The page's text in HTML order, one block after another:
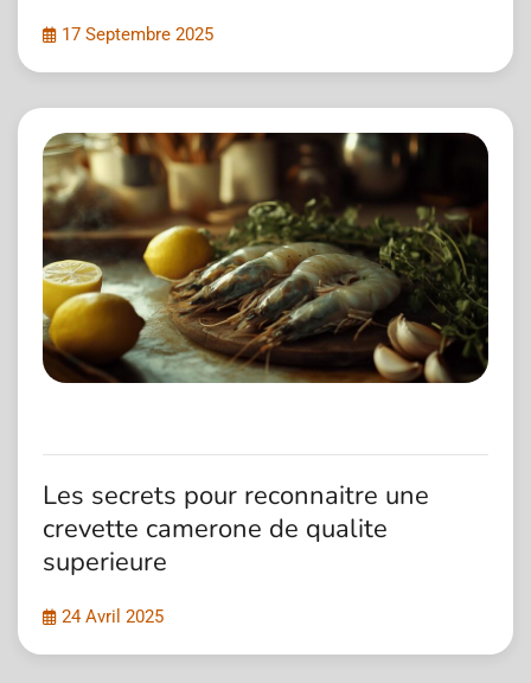
17 Septembre 2025
Les secrets pour reconnaitre une
crevette camerone de qualite
superieure
24 Avril 2025